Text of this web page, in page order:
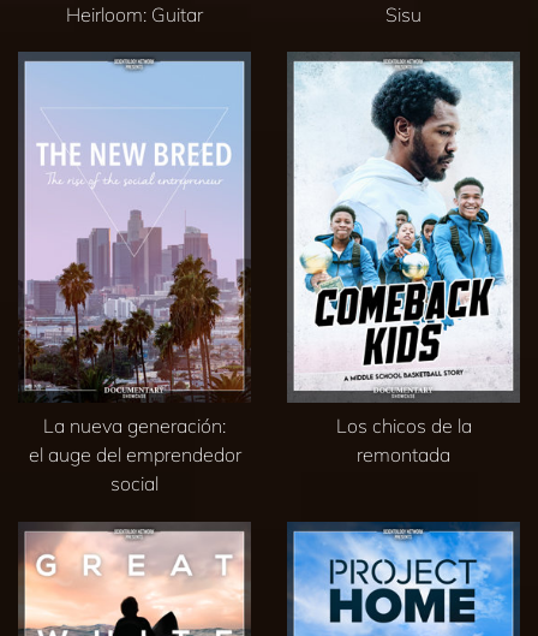
Heirloom: Guitar Sisu
La nueva generación:
el auge del emprendedor
social
Los chicos de la
remontada